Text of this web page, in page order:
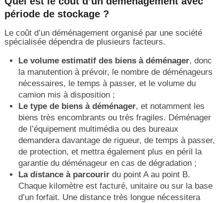
période de stockage ?
Le coût d’un déménagement organisé par une société
spécialisée dépendra de plusieurs facteurs.
Le volume estimatif des biens à déménager, donc
la manutention à prévoir, le nombre de déménageurs
nécessaires, le temps à passer, et le volume du
camion mis à disposition ;
Le type de biens à déménager, et notamment les
biens très encombrants ou très fragiles. Déménager
de l’équipement multimédia ou des bureaux
demandera davantage de rigueur, de temps à passer,
de protection, et mettra également plus en péril la
garantie du déménageur en cas de dégradation ;
La distance à parcourir du point A au point B.
Chaque kilomètre est facturé, unitaire ou sur la base
d’un forfait. Une distance très longue nécessitera